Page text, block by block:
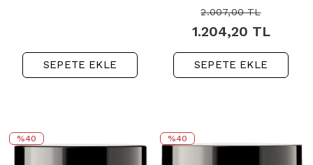
SEPETE EKLE
2.007,00TL
1.204,20 TL
SEPETE EKLE
%40 %40